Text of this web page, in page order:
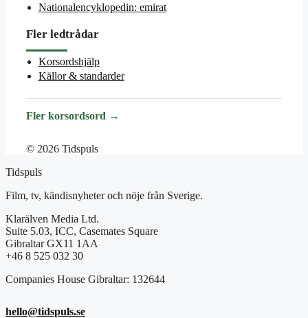
Nationalencyklopedin: emirat
Fler ledtrådar
Korsordshjälp
Källor & standarder
Fler korsordsord →
© 2026 Tidspuls
Tidspuls
Film, tv, kändisnyheter och nöje från Sverige.
Klarälven Media Ltd.
Suite 5.03, ICC, Casemates Square
Gibraltar GX11 1AA
+46 8 525 032 30
Companies House Gibraltar: 132644
hello@tidspuls.se